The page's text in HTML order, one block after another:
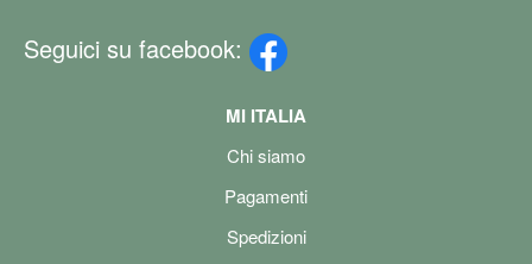
Seguici su facebook:
MI ITALIA
Chi siamo
Pagamenti
Spedizioni